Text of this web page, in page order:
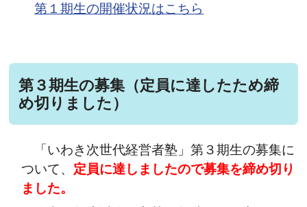
第１期生の開催状況はこちら
第３期生の募集（定員に達したため締
め切りました）
「いわき次世代経営者塾」第３期生の募集に
ついて、 定員に達しましたので募集を締め切り
ました。